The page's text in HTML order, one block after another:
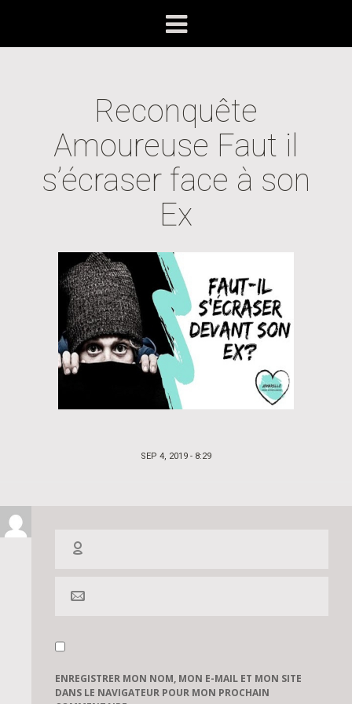
Reconquête
Amoureuse Faut il
s’écraser face à son
Ex
POSTED
SEP 4, 2019 - 8:29
ENREGISTRER MON NOM, MON E-MAIL ET MON SITE
DANS LE NAVIGATEUR POUR MON PROCHAIN